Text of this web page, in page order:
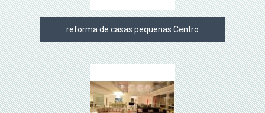
reforma de casas pequenas Centro